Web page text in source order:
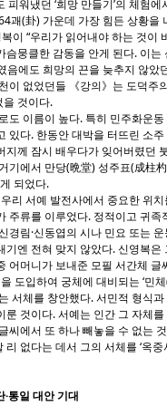
피워냈던 ‘희망 만들기’의 체험
괘(卦) 가운데 가장 힘든 상황을
이 “우리가 읽어내야 하는 것이
슴뭉클한 감동을 안게 된다. 이는
음에도 희망의 끈을 늦추지 않았
이 없었던들 《강의》는 도덕주
을 것이다.
도 이름이 높다. 특히 민주화운
있다. 한동안 대박을 터뜨린 소주
지께 잠시 배우다가 잊어버렸던
기에서 만당(晩堂) 성주표(成柱
되었다.
리 서예 발전사에서 중요한 위
주류를 이루었다. 정적이고 귀족
경림·신동엽의 시나 민요 또는
기엔 전혀 맞지 않았다. 신영복은
어머니가 보내준 모필 서간체 글
도입하여 궁체에 대비되는 ‘민체
는 서체를 창안했다. 서민적 형식
룬 것이다. 서예는 인간 그 자체
씨에서 또 하나 빼놓을 수 없는
없다는 데서 그의 서체를 ‘옥중
·통일 대안 기대